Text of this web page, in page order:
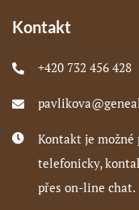
Kontakt
+420 732 456 428
Kontakt je možné
telefonicky,
přes on-line chat.